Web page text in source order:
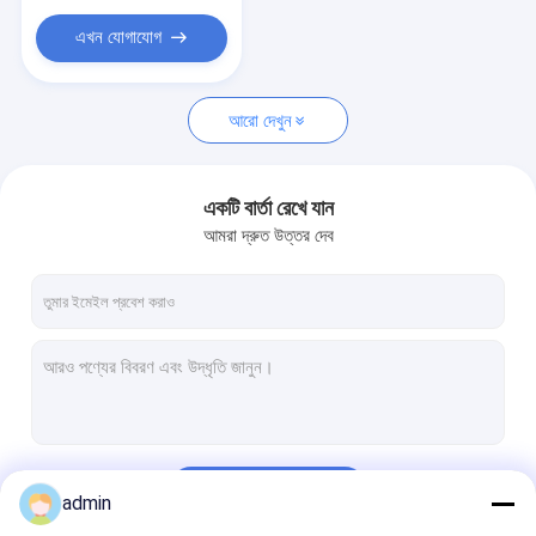
কুণ্ডলিত পাইপ
তুরপুন তরল additives
এখন যোগাযোগ
আরো দেখুন
একটি বার্তা রেখে যান
আমরা দ্রুত উত্তর দেব
admin